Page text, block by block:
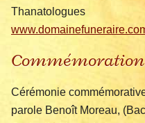
Thanatologues
Commémoration
Cérémonie
parole Benoît Moreau,